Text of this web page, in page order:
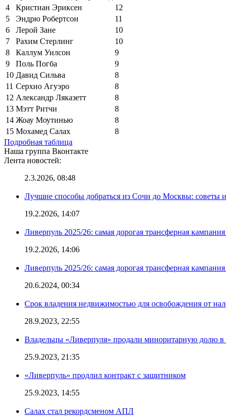
4
Кристиан Эриксен
12
5
Эндрю Робертсон
11
6
Лерой Зане
10
7
Рахим Стерлинг
10
8
Каллум Уилсон
9
9
Поль Погба
9
10 Давид Сильва
8
11 Серхио Агуэро
8
12 Александр Ляказетт
8
13 Мэтт Ритчи
8
14 Жоау Моутинью
8
15 Мохамед Салах
8
Подробная таблица
Наша группа Вконтакте
Лента новостей:
2.3.2026, 08:48
Лучшие способы добраться из Сочи до Москвы: советы
19.2.2026, 14:07
Ливерпуль 2025/26: самая дорогая трансферная
19.2.2026, 14:06
Ливерпуль 2025/26: самая дорогая трансферная
20.6.2024, 00:34
Срок владения недвижимостью для освобождения от
28.9.2023, 22:55
Владельцы «Ливерпуля» продали миноритарную долю в
25.9.2023, 21:35
«Ливерпуль» продлил контракт с защитником
25.9.2023, 14:55
Салах стал рекордсменом АПЛ